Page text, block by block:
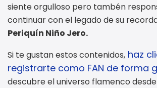
siente orgulloso pero tambén
continuar con el legado de su
Periquín Niño Jero.
Si te gustan estos contenidos, haz
registrarte como FAN de forma
descubre el universo flamenco